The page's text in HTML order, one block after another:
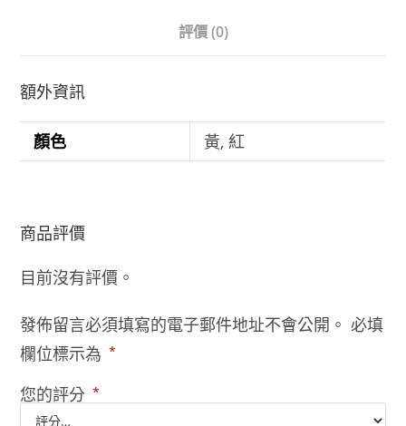
評價 (0)
額外資訊
顏色 黃, 紅
商品評價
目前沒有評價。
發佈留言必須填寫的電子郵件地址不會公開。 必填
欄位標示為 *
您的評分 *